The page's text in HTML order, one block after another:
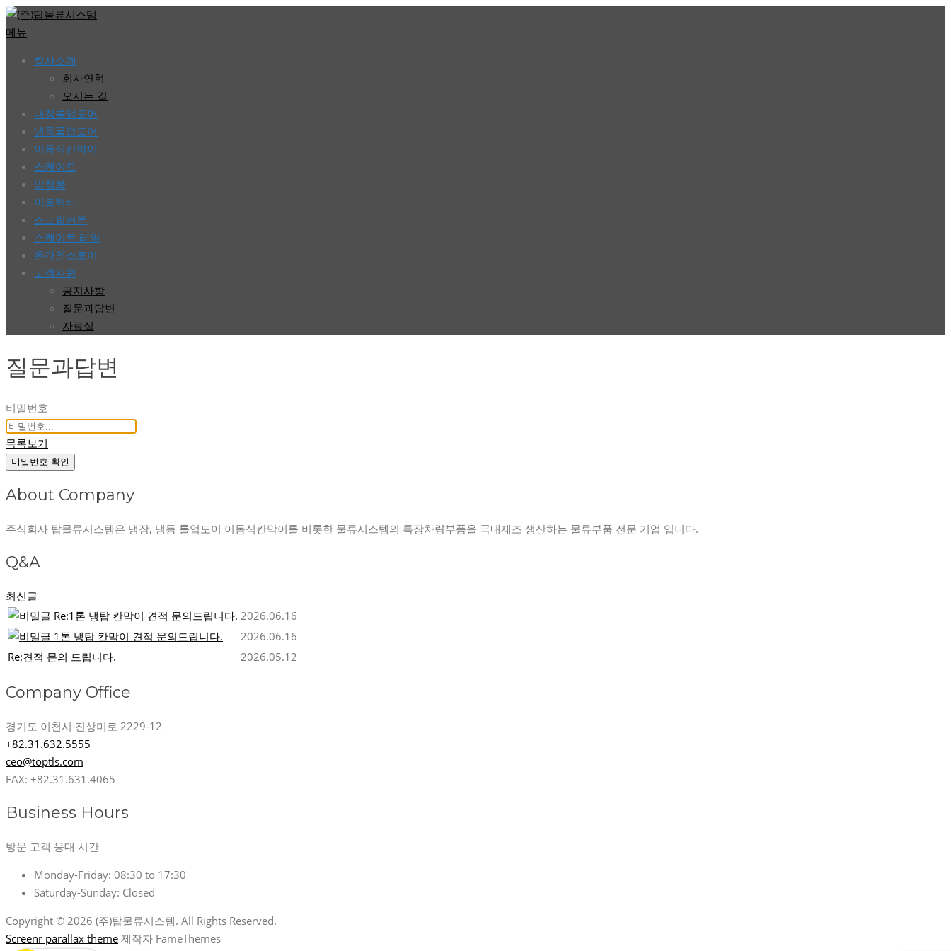
콘
텐
메뉴
회사소개
회사연혁
오시는 길
내장롤업도어
냉동롤업도어
이동식칸막이
스케이트
받침봉
이트랙바
스트립커튼
스케이트 레일
온라인스토어
고객지원
공지사항
질문과답변
자료실
질문과답변
비밀번호
목록보기
비밀번호 확인
About Company
주식회사 탑물류시스템은 냉장, 냉동 롤업도어 이동식칸막이를 비롯한 물류시스템의 특장차량부품을 국내제조 생산하는 물류부품 전문 기업 입니다.
Q&A
최신글
Re:1톤 냉탑 칸막이 견적 문의드립니다. 2026.06.16
1톤 냉탑 칸막이 견적 문의드립니다.
2026.06.16
Re:견적 문의 드립니다.
2026.05.12
Company Office
경기도 이천시 진상미로 2229-12
+82.31.632.5555
ceo@toptls.com
FAX: +82.31.631.4065
Business Hours
방문 고객 응대 시간
Monday-Friday: 08:30 to 17:30
Saturday-Sunday: Closed
Copyright © 2026 (주)탑물류시스템. All Rights Reserved.
Screenr parallax theme 제작자 FameThemes